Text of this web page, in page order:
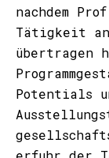
nachdem
Tätigkeit
übertragen
Potentials